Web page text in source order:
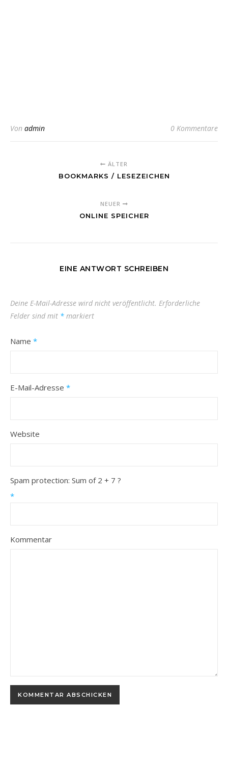
Von admin 0 Kommentare
ÄLTER
BOOKMARKS / LESEZEICHEN
NEUER
ONLINE SPEICHER
EINE ANTWORT SCHREIBEN
Deine E-Mail-Adresse wird nicht veröffentlicht. Erforderliche
Felder sind mit * markiert
Name *
E-Mail-Adresse *
Website
Spam protection: Sum of 2 + 7 ?
*
Kommentar